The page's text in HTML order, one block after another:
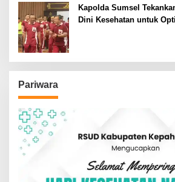
Kapolda Sumsel
Dini Kesehatan untuk
Pariwara